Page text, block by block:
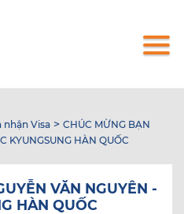
nhận Visa > CHÚC MỪNG BẠN
KYUNGSUNG HÀN QUỐC
VĂN NGUYÊN -
HÀN QUỐC